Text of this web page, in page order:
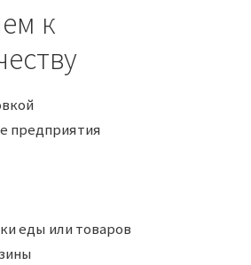
к
предприятия
еды или товаров